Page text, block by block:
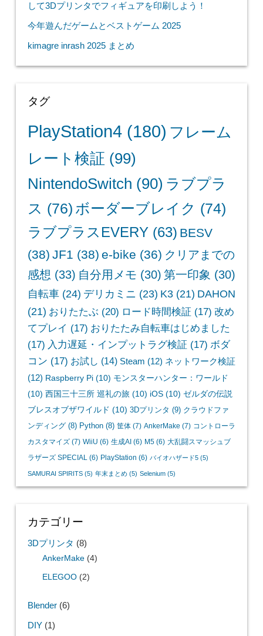
して3Dプリンタでフィギュアを印刷しよう！
今年遊んだゲームとベストゲーム 2025
kimagre inrash 2025 まとめ
タグ
PlayStation4(180) フレーム
レート検証 (99)
NintendoSwitch (90) ラブプラ
ス (76) ボーダーブレイク (74)
ラブプラスEVERY(63) BESV
(38) JF1 (38) e-bike (36) クリアまでの
感想 (33) 自分用メモ (30) 第一印象 (30)
自転車(24) デリカミニ (23) K3(21) DAHON
(21) おりたたぶ (20) ロード時間検証 (17) 改め
てプレイ (17) おりたたみ自転車はじめました
(17) 入力遅延・インプットラグ検証 (17) ボダ
コン (17) お試し (14) Steam (12) ネットワーク検証
(12) Raspberry Pi(10) モンスターハンター：ワールド
(10) 西国三十三所 巡礼の旅(10) iOS(10) ゼルダの伝説
ブレスオブザワイルド (10) 3Dプリンタ (9) クラウドファ
ンディング(8) Python(8) 筐体(7) AnkerMake (7) コントローラ
カスタマイズ(7) WiiU (6) 生成AI (6) M5(6) 大乱闘スマッシュブ
ラザーズ SPECIAL (6) PlayStation (6) バイオハザード5(5)
SAMURAI SPIRITS(5) 年末まとめ(5) Selenium(5)
カテゴリー
3Dプリンタ (8)
AnkerMake(4)
ELEGOO(2)
Blender(6)
DIY(1)